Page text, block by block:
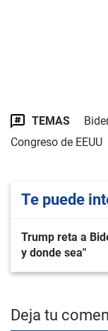
TEMAS
Congreso de EEUU
Te puede
Trump reta a
y donde sea"
Deja tu